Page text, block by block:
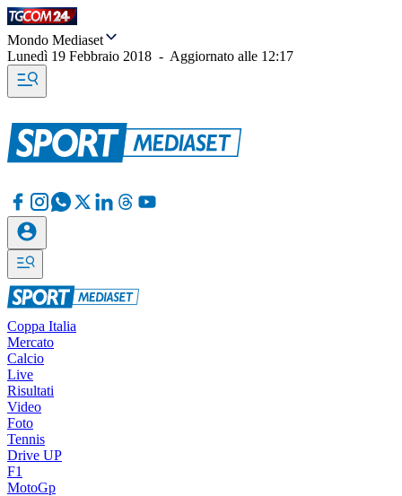
Mondo Mediaset
Lunedì 19 Febbraio 2018 - Aggiornato alle 12:17
Coppa Italia
Mercato
Calcio
Live
Risultati
Video
Foto
Tennis
Drive UP
F1
MotoGp